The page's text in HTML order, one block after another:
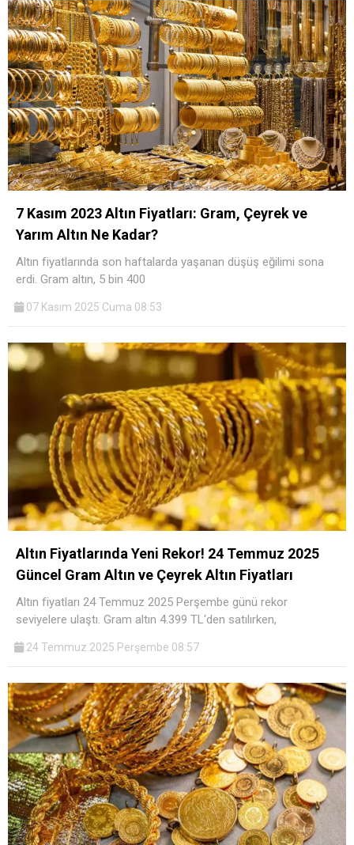
7 Kasım 2023 Altın Fiyatları: Gram, Çeyrek ve
Yarım Altın Ne Kadar?
Altın fiyatlarında son haftalarda yaşanan düşüş eğilimi sona
erdi. Gram altın, 5 bin 400
07 Kasım 2025 Cuma 08:53
Altın Fiyatlarında Yeni Rekor! 24 Temmuz 2025
Güncel Gram Altın ve Çeyrek Altın Fiyatları
Altın fiyatları 24 Temmuz 2025 Perşembe günü rekor
seviyelere ulaştı. Gram altın 4.399 TL'den satılırken,
24 Temmuz 2025 Perşembe 08:57